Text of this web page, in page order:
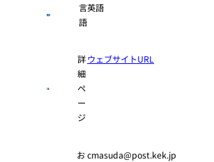
言
語
英語
詳
細
ペ
ー
ジ
ウェブサイトURL
おcmasuda@post.kek.jp